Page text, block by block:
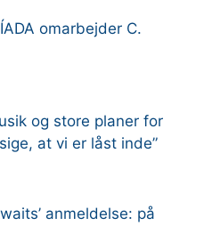
omarbejder C.
og store planer for
at vi er låst inde”
anmeldelse: på